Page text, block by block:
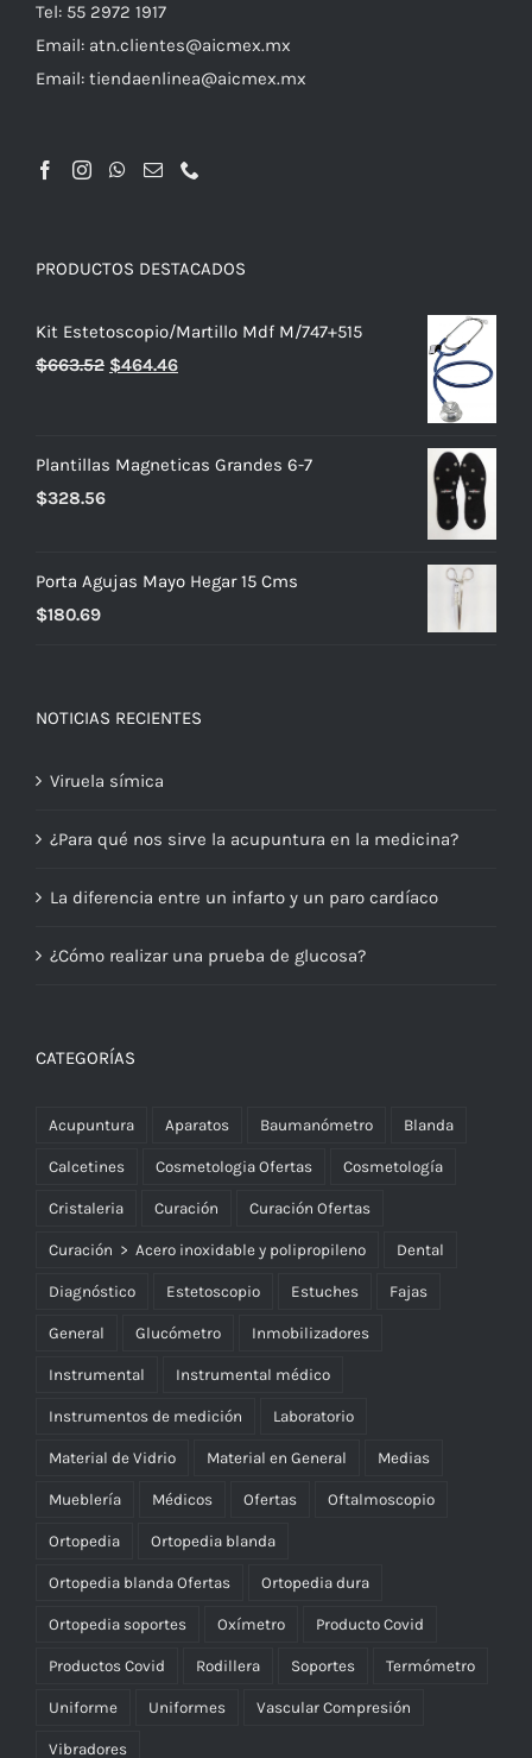
Tel: 55 2972 1917
Email: atn.clientes@aicmex.mx
Email: tiendaenlinea@aicmex.mx
PRODUCTOS DESTACADOS
Kit Estetoscopio/Martillo Mdf M/747+515
$663.52 El
era:
$464.46El
es:
Plantillas Magneticas Grandes 6-7
$328.56
Porta Agujas Mayo Hegar 15 Cms
$180.69
NOTICIAS RECIENTES
Viruela símica
¿Para qué nos sirve la acupuntura en la medicina?
La diferencia entre un infarto y un paro cardíaco
¿Cómo realizar una prueba de glucosa?
CATEGORÍAS
Acupuntura Aparatos Baumanómetro Blanda
Calcetines Cosmetologia Ofertas Cosmetología
Cristaleria Curación Curación Ofertas
Curación > Acero inoxidable y polipropileno Dental
Diagnóstico Estetoscopio Estuches Fajas
General Glucómetro Inmobilizadores
Instrumental Instrumental médico
Instrumentos de medición Laboratorio
Material de Vidrio Material en General Medias
Mueblería Médicos Ofertas Oftalmoscopio
Ortopedia Ortopedia blanda
Ortopedia blanda Ofertas Ortopedia dura
Ortopedia soportes Oxímetro Producto Covid
Productos Covid Rodillera Soportes Termómetro
Uniforme Uniformes Vascular Compresión
Vibradores